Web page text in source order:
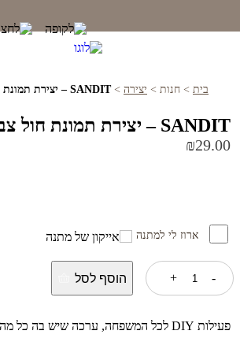
content
בית > חנות > יצירה >SANDIT – יצירת תמונת חול צבעוני – ציפור
SANDIT – יצירת תמונת חול צבעוני – ציפור
₪29.00
ארוז לי למתנה
כמות
של
SANDIT
יצירת
-
+ הוסף לסל
פעילות DIY לכל המשפחה, ערכה שיש בה כל מה שצריך!